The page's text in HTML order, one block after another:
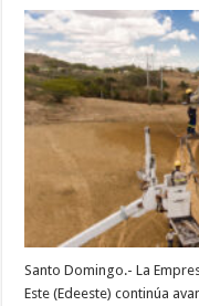
Santo Domingo.- La
Este (Edeeste) continúa